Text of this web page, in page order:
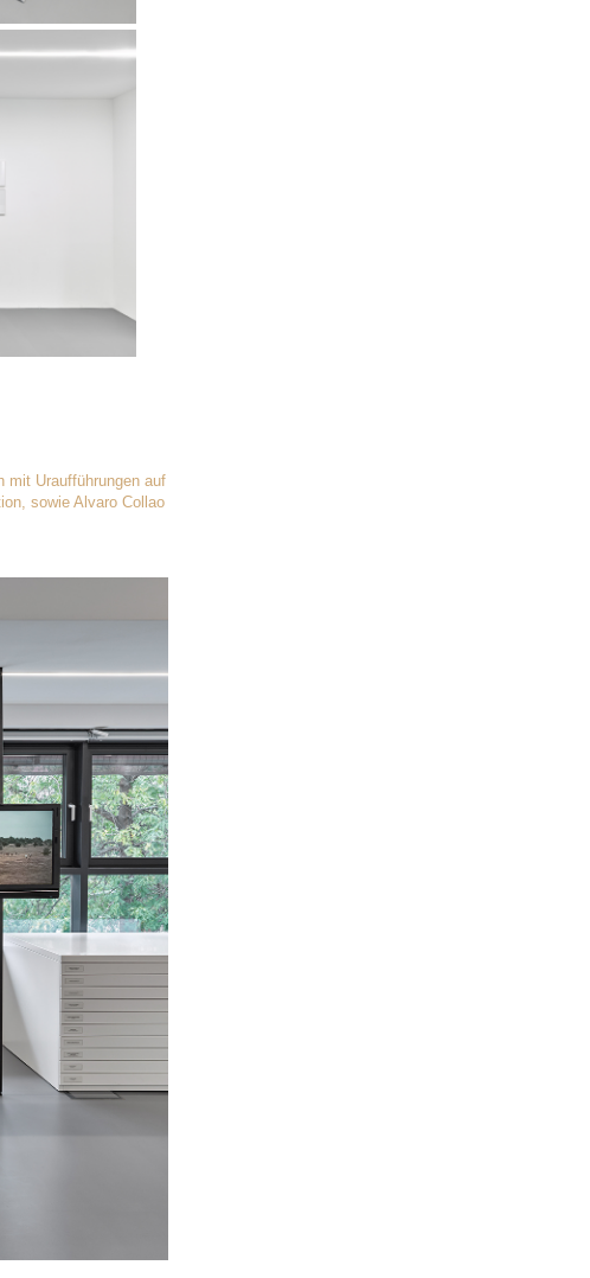
mit Uraufführungen auf
sowie Alvaro Collao